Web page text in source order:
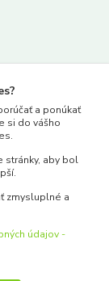
a ponúkať
si do vášho
stránky, aby bol
zmysluplné a
údajov -